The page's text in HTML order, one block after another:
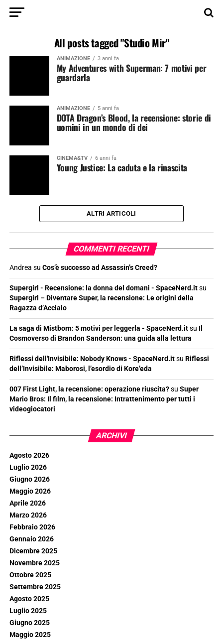
All posts tagged "Studio Mir"
ANIMAZIONE 3 anni fa
My Adventures with Superman: 7 motivi per
guardarla
ANIMAZIONE 5 anni fa
DOTA Dragon’s Blood, la recensione: storie di
uomini in un mondo di dei
CINEMA&TV 6 anni fa
Young Justice: La caduta e la rinascita
ALTRI ARTICOLI
COMMENTI RECENTI
Andrea su Cos’è successo ad Assassin’s Creed?
Supergirl - Recensione: la donna del domani - SpaceNerd.itsu
Supergirl – Diventare Super, la recensione: Le origini della
Ragazza d’Acciaio
La saga di Mistborn: 5 motivi per leggerla - SpaceNerd.itsu Il
Cosmoverso di Brandon Sanderson: una guida alla lettura
Riflessi dell'Invisibile: Nobody Knows - SpaceNerd.itsu Riflessi
dell’Invisibile: Maborosi, l’esordio di Kore’eda
007 First Light, la recensione: operazione riuscita?su Super
Mario Bros: Il film, la recensione: Intrattenimento per tutti i
videogiocatori
ARCHIVI
Agosto 2026
Luglio 2026
Giugno 2026
Maggio 2026
Aprile 2026
Marzo 2026
Febbraio 2026
Gennaio 2026
Dicembre 2025
Novembre 2025
Ottobre 2025
Settembre 2025
Agosto 2025
Luglio 2025
Giugno 2025
Maggio 2025